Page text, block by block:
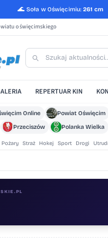
🌊 Soła w Oświęcimiu: 261 cm
oświęcimskiego
REPERTUAR KIN
Online Powiat Oświęcim
Przeciszów Polanka Wielka
Pożary Straż Hokej Sport Drogi